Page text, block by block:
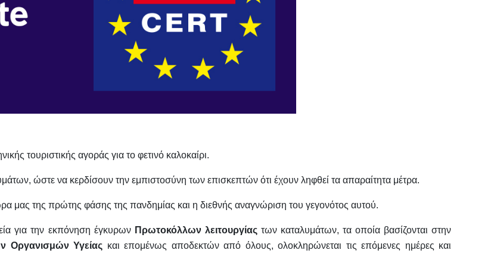
τουριστικής αγοράς για το φετινό καλοκαίρι.
ώστε να κερδίσουν την εμπιστοσύνη των επισκεπτών ότι έχουν ληφθεί τα απαραίτητα μέτρα.
μας της πρώτης φάσης της πανδημίας και η διεθνής αναγνώριση του γεγονότος αυτού.
για την εκπόνηση έγκυρων Πρωτοκόλλων λειτουργίαςτων καταλυμάτων, τα οποία βασίζονται στην
Οργανισμών Υγείας και επομένως αποδεκτών από όλους, ολοκληρώνεται τις επόμενες ημέρες και